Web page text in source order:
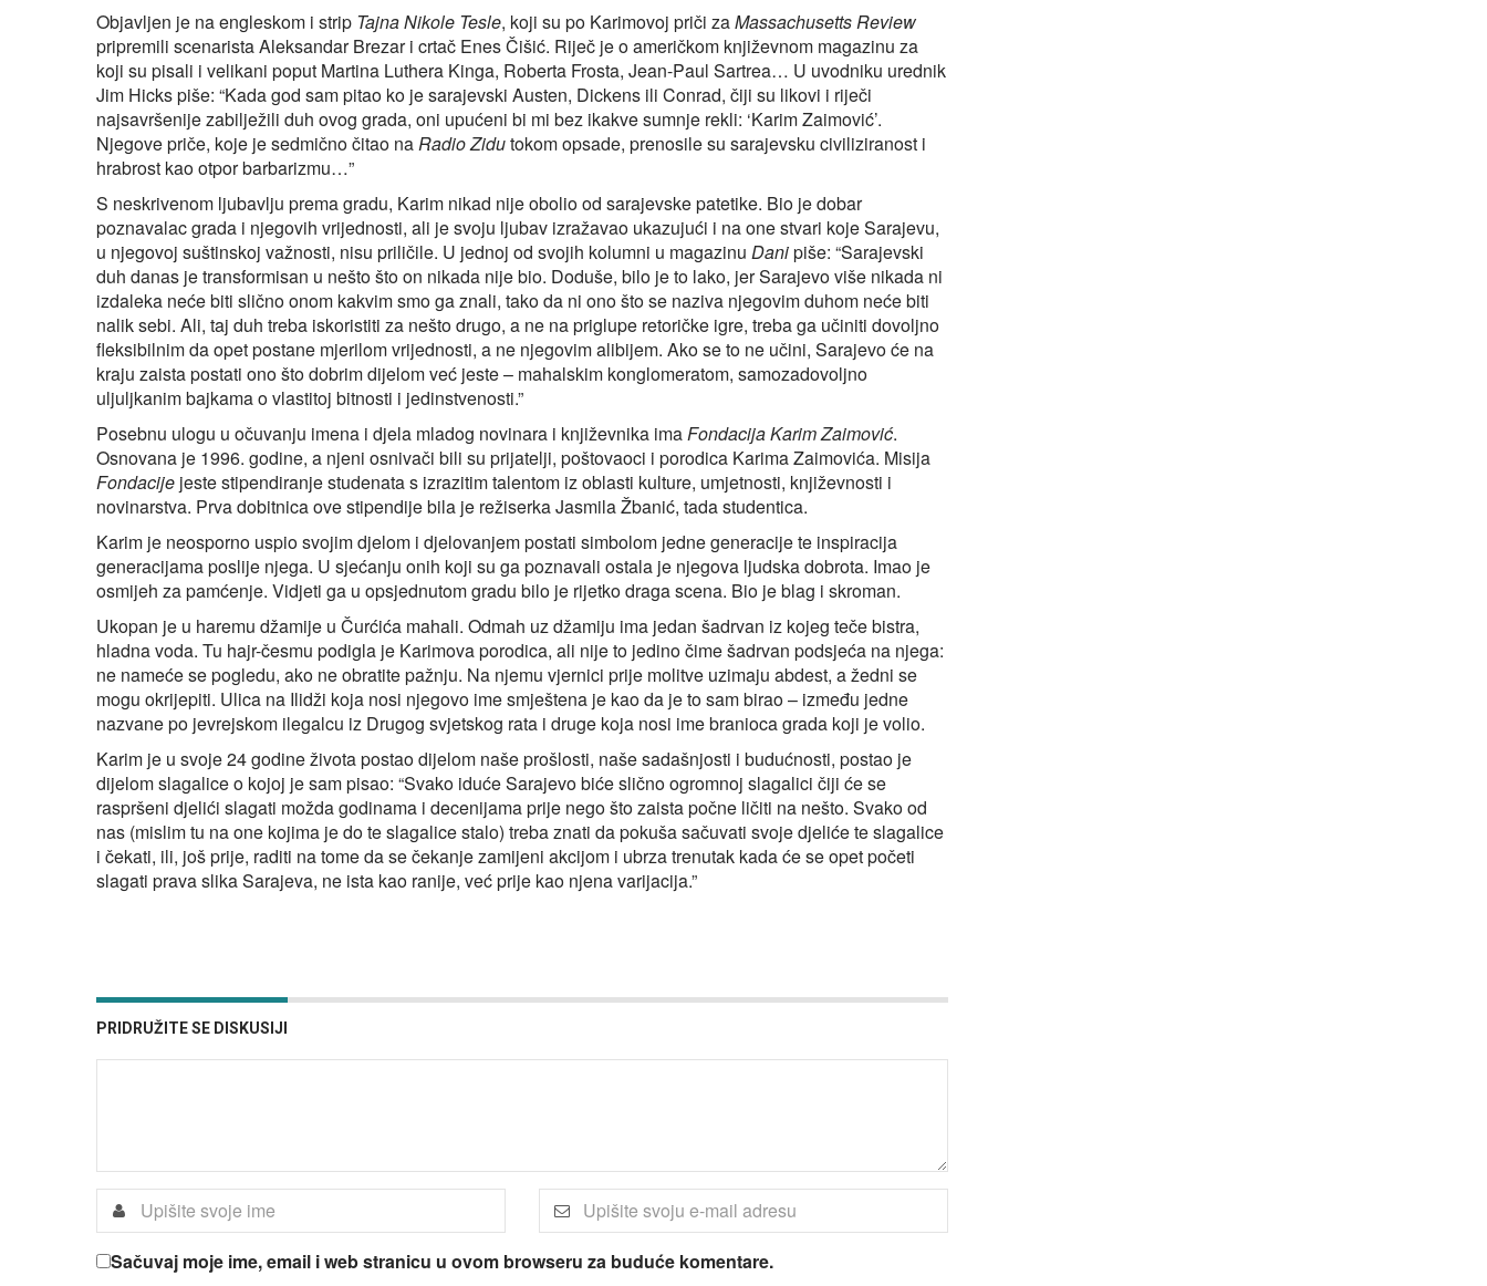
Objavljen je na engleskom i strip Tajna Nikole Tesle, koji su po Karimovoj priči zaMassachusetts Review
pripremili scenarista Aleksandar Brezar i crtač Enes Čišić. Riječ je o američkom književnom magazinu za
koji su pisali i velikani poput Martina Luthera Kinga, Roberta Frosta, Jean-Paul Sartrea… U uvodniku urednik
Jim Hicks piše: “Kada god sam pitao ko je sarajevski Austen, Dickens ili Conrad, čiji su likovi i riječi
najsavršenije zabilježili duh ovog grada, oni upućeni bi mi bez ikakve sumnje rekli: ‘Karim Zaimović’.
Njegove priče, koje je sedmično čitao naRadio Zidutokom opsade, prenosile su sarajevsku civiliziranost i
hrabrost kao otpor barbarizmu…”
S neskrivenom ljubavlju prema gradu, Karim nikad nije obolio od sarajevske patetike. Bio je dobar
poznavalac grada i njegovih vrijednosti, ali je svoju ljubav izražavao ukazujući i na one stvari koje Sarajevu,
u njegovoj suštinskoj važnosti, nisu priličile. U jednoj od svojih kolumni u magazinu Danipiše: “Sarajevski
duh danas je transformisan u nešto što on nikada nije bio. Doduše, bilo je to lako, jer Sarajevo više nikada ni
izdaleka neće biti slično onom kakvim smo ga znali, tako da ni ono što se naziva njegovim duhom neće biti
nalik sebi. Ali, taj duh treba iskoristiti za nešto drugo, a ne na priglupe retoričke igre, treba ga učiniti dovoljno
fleksibilnim da opet postane mjerilom vrijednosti, a ne njegovim alibijem. Ako se to ne učini, Sarajevo će na
kraju zaista postati ono što dobrim dijelom već jeste – mahalskim konglomeratom, samozadovoljno
uljuljkanim bajkama o vlastitoj bitnosti i jedinstvenosti.”
Posebnu ulogu u očuvanju imena i djela mladog novinara i književnika imaFondacija Karim Zaimović.
Osnovana je 1996. godine, a njeni osnivači bili su prijatelji, poštovaoci i porodica Karima Zaimovića. Misija
Fondacije jeste stipendiranje studenata s izrazitim talentom iz oblasti kulture, umjetnosti, književnosti i
novinarstva. Prva dobitnica ove stipendije bila je režiserka Jasmila Žbanić, tada studentica.
Karim je neosporno uspio svojim djelom i djelovanjem postati simbolom jedne generacije te inspiracija
generacijama poslije njega. U sjećanju onih koji su ga poznavali ostala je njegova ljudska dobrota. Imao je
osmijeh za pamćenje. Vidjeti ga u opsjednutom gradu bilo je rijetko draga scena. Bio je blag i skroman.
Ukopan je u haremu džamije u Čurćića mahali. Odmah uz džamiju ima jedan šadrvan iz kojeg teče bistra,
hladna voda. Tu hajr-česmu podigla je Karimova porodica, ali nije to jedino čime šadrvan podsjeća na njega:
ne nameće se pogledu, ako ne obratite pažnju. Na njemu vjernici prije molitve uzimaju abdest, a žedni se
mogu okrijepiti. Ulica na Ilidži koja nosi njegovo ime smještena je kao da je to sam birao – između jedne
nazvane po jevrejskom ilegalcu iz Drugog svjetskog rata i druge koja nosi ime branioca grada koji je volio.
Karim je u svoje 24 godine života postao dijelom naše prošlosti, naše sadašnjosti i budućnosti, postao je
dijelom slagalice o kojoj je sam pisao: “Svako iduće Sarajevo biće slično ogromnoj slagalici čiji će se
raspršeni djelići slagati možda godinama i decenijama prije nego što zaista počne ličiti na nešto. Svako od
nas (mislim tu na one kojima je do te slagalice stalo) treba znati da pokuša sačuvati svoje djeliće te slagalice
i čekati, ili, još prije, raditi na tome da se čekanje zamijeni akcijom i ubrza trenutak kada će se opet početi
slagati prava slika Sarajeva, ne ista kao ranije, već prije kao njena varijacija.”
PRIDRUŽITE SE DISKUSIJI
Sačuvaj moje ime, email i web stranicu u ovom browseru za buduće komentare.